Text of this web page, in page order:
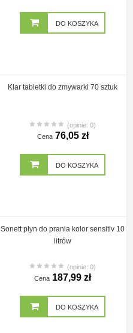
DO KOSZYKA
Klar tabletki do zmywarki 70 sztuk
(opinie: 0)
Cena 76,05 zł
DO KOSZYKA
Sonett płyn do prania kolor sensitiv 10
litrów
(opinie: 0)
Cena 187,99 zł
DO KOSZYKA